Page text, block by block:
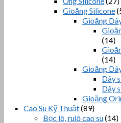
Gioăng Silicone
Gioăng
(14)
(14)
Gioăng
Dây
Dây
Gioăng
Cao Su Kỹ Thuật(89)
Bọc lô, rulô cao su(14)